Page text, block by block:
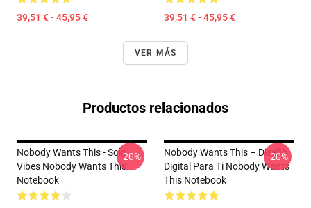
39,51 € - 45,95 € 39,51 € - 45,95 €
VER MÁS
Productos relacionados
Nobody Wants This - Solo
Vibes Nobody Wants This
Notebook
-20%
Nobody Wants This – Diseño
Digital Para Ti Nobody Wants
This Notebook
-20%